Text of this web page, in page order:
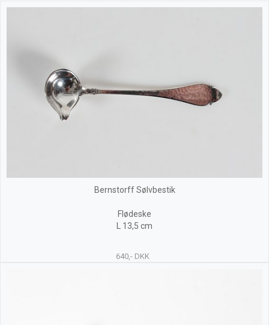
Bernstorff Sølvbestik
Flødeske
L 13,5 cm
640,- DKK